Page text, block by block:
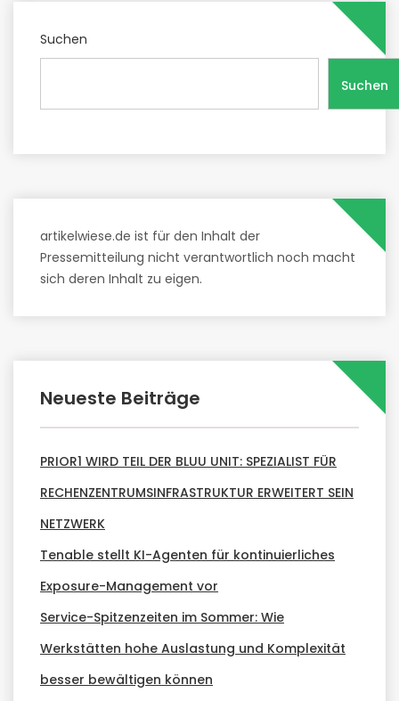
Suchen
Suchen
artikelwiese.de ist für den Inhalt der
Pressemitteilung nicht verantwortlich noch macht
sich deren Inhalt zu eigen.
Neueste Beiträge
PRIOR1 WIRD TEIL DER BLUU UNIT: SPEZIALIST FÜR
RECHENZENTRUMSINFRASTRUKTUR ERWEITERT SEIN
NETZWERK
Tenable stellt KI-Agenten für kontinuierliches
Exposure-Management vor
Service-Spitzenzeiten im Sommer: Wie
Werkstätten hohe Auslastung und Komplexität
besser bewältigen können